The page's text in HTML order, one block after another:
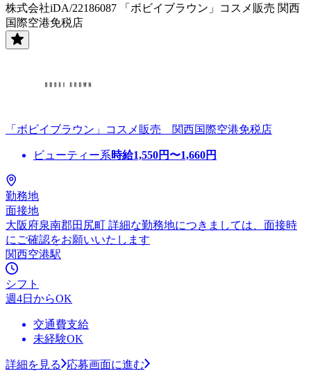
株式会社iDA/22186087 「ボビイブラウン」コスメ販売 関西
国際空港免税店
「ボビイブラウン」コスメ販売 関西国際空港免税店
ビューティー系時給1,550円〜1,660円
勤務地
面接地
大阪府泉南郡田尻町 詳細な勤務地につきましては、面接時
にご確認をお願いいたします
関西空港駅
シフト
週4日からOK
交通費支給
未経験OK
詳細を見る
応募画面に進む